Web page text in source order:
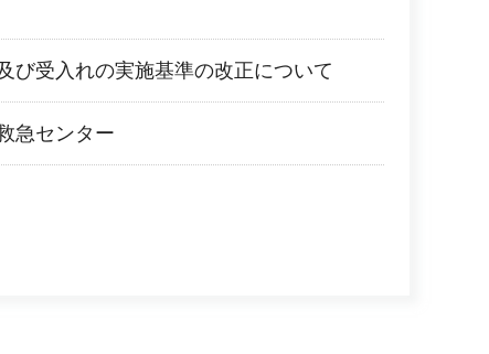
び受入れの実施基準の改正について
急センター